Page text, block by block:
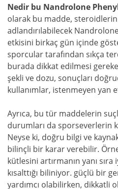
Nedir bu Nandrolone
olarak bu madde, steroidlerin
adlandırılabilecek
etkisini birkaç gün içinde
sporcular tarafından sıkça
burada dikkat edilmesi
şekli ve dozu, sonuçları
kullanımlar, istenmeyen yan
Ayrıca, bu tür maddelerin
durumları da sporseverlerin
Neyse ki, doğru bilgi ve
bilinçli bir karar verebilir.
kütlesini artırmanın yanı
kısalttığı biliniyor. güçlü bir
yardımcı olabilirken, dikkatli